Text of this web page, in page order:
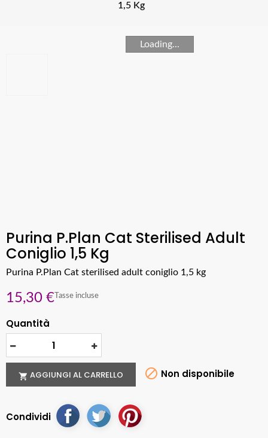
1,5 Kg
Loading...
Purina P.Plan Cat Sterilised Adult
Coniglio 1,5 Kg
Purina P.Plan Cat sterilised adult coniglio 1,5 kg
15,30 € Tasse incluse
Quantità
 AGGIUNGI AL CARRELLO  Non disponibile
Condividi